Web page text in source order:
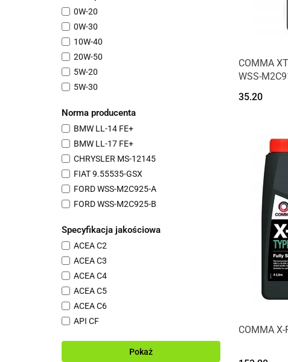
0W-20
0W-30
10W-40
20W-50
5W-20
5W-30
5W-50
75W
75W-80
75W-90
Norma producenta
BMW LL-14 FE+
BMW LL-17 FE+
CHRYSLER MS-12145
FIAT 9.55535-GSX
FORD WSS-M2C925-A
FORD WSS-M2C925-B
FORD WSS-M2C948-A
FORD WSS-M2C948-B
FORD WSS-M2C950-A
FORD WSS-M2C952-A1
FORD WSS-M2C962-A1
GM DEXOS D
MB 226.51
MB 229.71
OV 040 1547 - A20
Specyfikacja jakościowa
ACEA C2
ACEA C3
ACEA C4
ACEA C5
ACEA C6
API CF
Pokaż
COMMA
WSS-
35.20
COMMA